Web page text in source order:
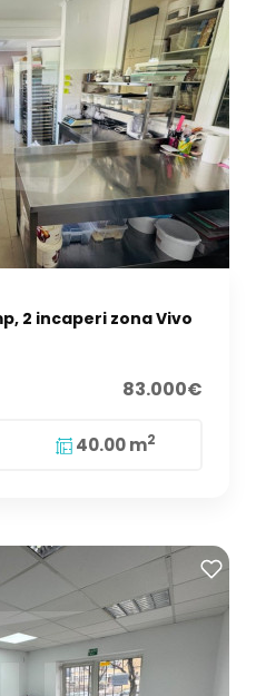
2 incaperi zona Vivo
83.000€
40.00 m2